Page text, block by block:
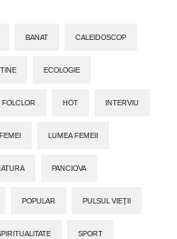
BANAT CALEIDOSCOP
ECOLOGIE
FOLCLOR HOT INTERVIU
LUMEA FEMEII
PANCIOVA
POPULAR PULSUL VIEȚII
SPORT